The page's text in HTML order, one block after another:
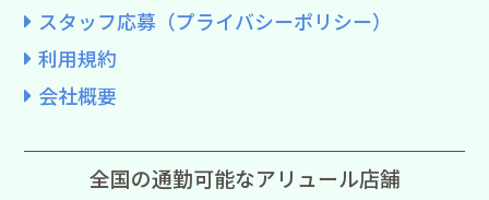
スタッフ応募（プライバシーポリシー）
利用規約
会社概要
全国の通勤可能なアリュール店舗